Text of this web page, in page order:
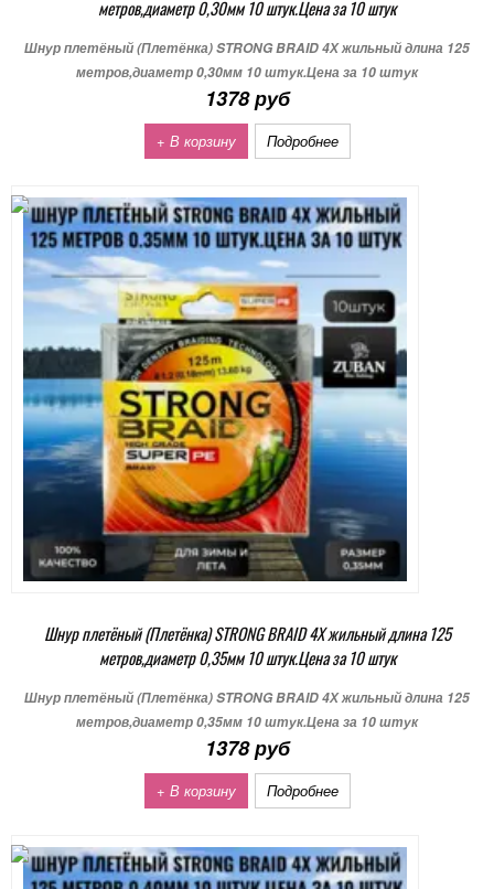
метров,диаметр 0,30мм 10 штук.Цена за 10 штук
Шнур плетёный (Плетёнка) STRONG BRAID 4Х жильный длина 125
метров,диаметр 0,30мм 10 штук.Цена за 10 штук
1378 руб
+ В корзину Подробнее
Шнур плетёный (Плетёнка) STRONG BRAID 4Х жильный длина 125
метров,диаметр 0,35мм 10 штук.Цена за 10 штук
Шнур плетёный (Плетёнка) STRONG BRAID 4Х жильный длина 125
метров,диаметр 0,35мм 10 штук.Цена за 10 штук
1378 руб
+ В корзину Подробнее